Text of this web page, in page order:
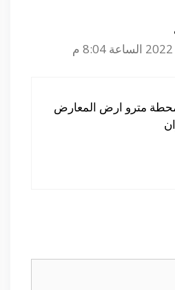
مترو ارض المعارض